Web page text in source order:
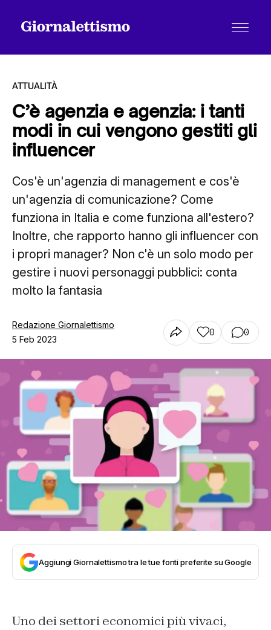
Tutti gli articoli
Chi siamo
Contatti
ATTUALITÀ
C’è agenzia e agenzia: i tanti
modi in cui vengono gestiti gli
influencer
Cos'è un'agenzia di management e cos'è
un'agenzia di comunicazione? Come
funziona in Italia e come funziona all'estero?
Inoltre, che rapporto hanno gli influencer con
i propri manager? Non c'è un solo modo per
gestire i nuovi personaggi pubblici: conta
molto la fantasia
Redazione Giornalettismo
5 Feb 2023
0 0
Aggiungi Giornalettismo tra le tue fonti preferite su Google
Uno dei settori economici più vivaci,